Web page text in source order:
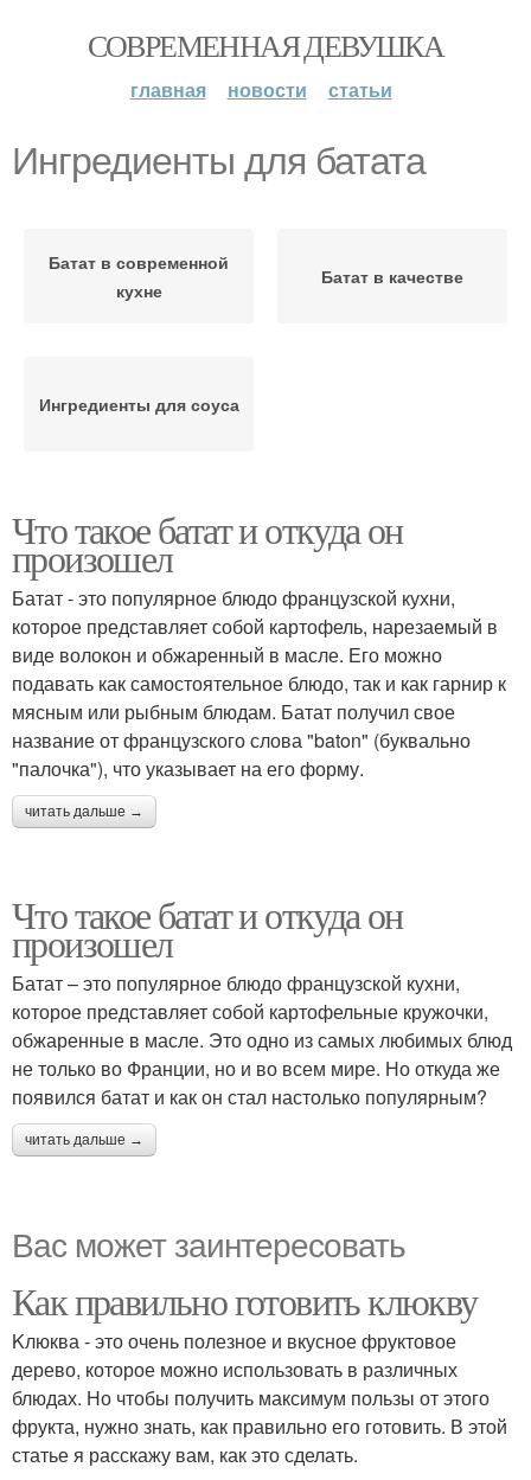
СОВРЕМЕННАЯ ДЕВУШКА
главная новости статьи
Ингредиенты для батата
Батат в современной
кухне
Батат в качестве
Ингредиенты для соуса
Что такое батат и откуда он
произошел
Батат - это популярное блюдо французской кухни,
которое представляет собой картофель, нарезаемый в
виде волокон и обжаренный в масле. Его можно
подавать как самостоятельное блюдо, так и как гарнир к
мясным или рыбным блюдам. Батат получил свое
название от французского слова "baton" (буквально
"палочка"), что указывает на его форму.
читать дальше →
Что такое батат и откуда он
произошел
Батат – это популярное блюдо французской кухни,
которое представляет собой картофельные кружочки,
обжаренные в масле. Это одно из самых любимых блюд
не только во Франции, но и во всем мире. Но откуда же
появился батат и как он стал настолько популярным?
читать дальше →
Вас может заинтересовать
Как правильно готовить клюкву
Kлюква - это очень полезное и вкусное фруктовое
дерево, которое можно использовать в различных
блюдах. Но чтобы получить максимум пользы от этого
фрукта, нужно знать, как правильно его готовить. В этой
статье я расскажу вам, как это сделать.